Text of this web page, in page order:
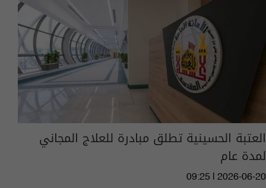
العتبة الحسينية تطلق مبادرة للعلاج المجاني
لمدة عام
09:25 | 2026-06-20